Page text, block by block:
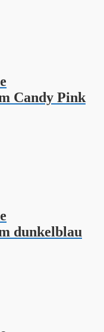
Candy Pink
dunkelblau